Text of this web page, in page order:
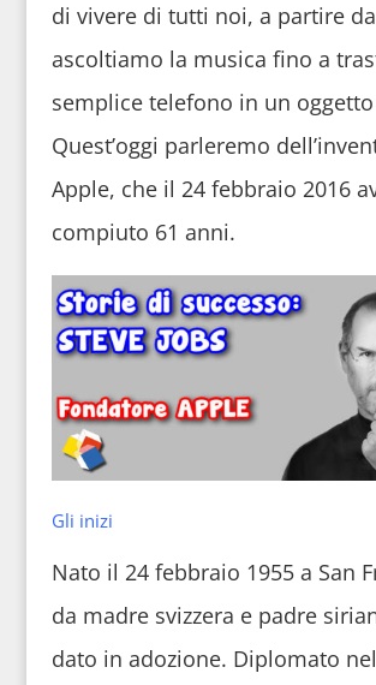
di vivere di tutti noi, a partire
ascoltiamo la musica fino a
semplice telefono in un
Quest’oggi parleremo
Apple, che il 24 febbraio 2016
compiuto 61 anni.
Gli inizi
Nato il 24 febbraio 1955 a San
da madre svizzera e padre
dato in adozione. Diplomato